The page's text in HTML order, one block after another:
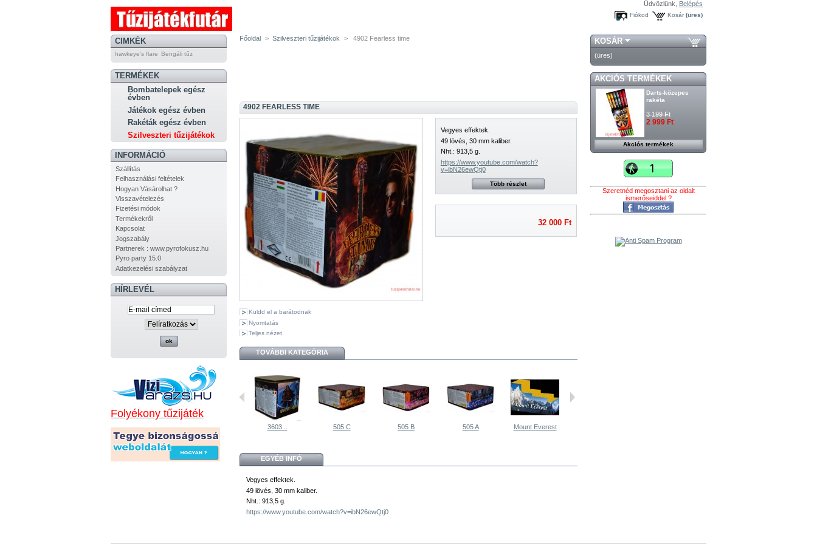
Üdvözlünk, Belépés
Kosár (üres)
Fiókod
CIMKÉK
hawkeye's flare Bengáli tűz
TERMÉKEK
Bombatelepek egész
évben
Játékok egész évben
Rakéták egész évben
Szilveszteri tűzijátékok
INFORMÁCIÓ
Szállítás
Felhasználási feltételek
Hogyan Vásárolhat ?
Visszavételezés
Fizetési módok
Termékekről
Kapcsolat
Jogszabály
Partnerek : www.pyrofokusz.hu
Pyro party 15.0
Adatkezelési szabályzat
HÍRLEVÉL
Folyékony tűzijáték
Főoldal > Szilveszteri tűzijátékok > 4902 Fearless time
4902 FEARLESS TIME
Küldd el a barátodnak
Nyomtatás
Teljes nézet
Vegyes effektek.
49 lövés, 30 mm kaliber.
Nht.: 913,5 g.
https://www.youtube.com/watch?
v=ibN26ewQtj0
Több részlet
32 000 Ft
TOVÁBBI KATEGÓRIA
3603... 505 C 505 B 505 A Mount Everest
EGYÉB INFÓ
Vegyes effektek.
49 lövés, 30 mm kaliber.
Nht.: 913,5 g.
https://www.youtube.com/watch?v=ibN26ewQtj0
KOSÁR
(üres)
AKCIÓS TERMÉKEK
Darts-közepes
rakéta
3 199 Ft
2 999 Ft
Akciós termékek
Szeretnéd megosztani az oldalt
ismerőseiddel ?